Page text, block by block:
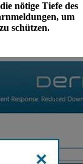
nötige Tiefe des
um
schützen.